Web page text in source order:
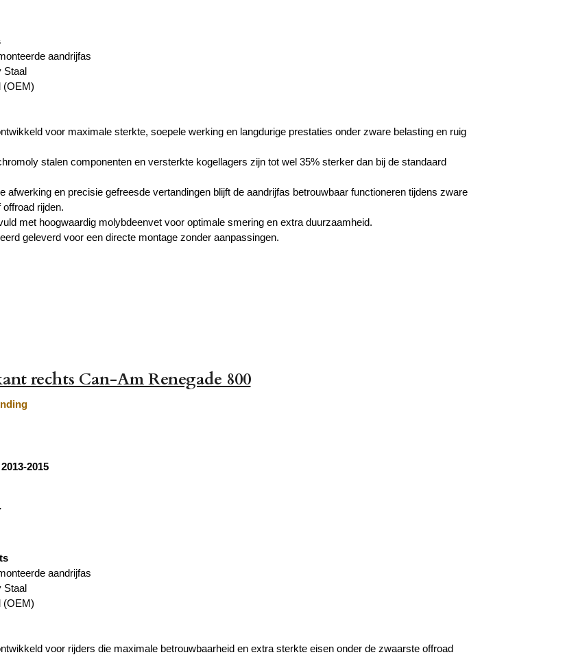
aandrijfas
Staal
(OEM)
voor maximale sterkte, soepele werking en langdurige prestaties onder zware belasting en ruig
stalen componenten en versterkte kogellagers zijn tot wel 35% sterker dan bij de standaard
afwerking en precisie gefreesde vertandingen blijft de aandrijfas betrouwbaar functioneren tijdens zware
rijden.
met hoogwaardig molybdeenvet voor optimale smering en extra duurzaamheid.
geleverd voor een directe montage zonder aanpassingen.
rechts Can-Am Renegade 800
2013-2015
aandrijfas
Staal
(OEM)
voor rijders die maximale betrouwbaarheid en extra sterkte eisen onder de zwaarste offroad